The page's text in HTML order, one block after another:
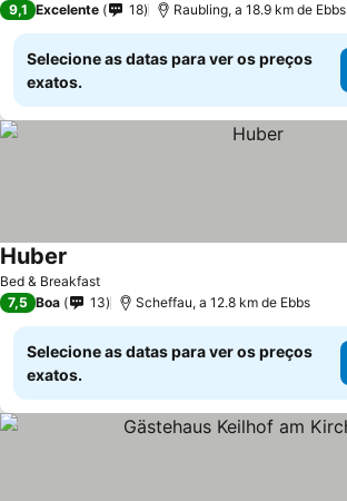
9,1 Excelente 18 Raubling, a 18.9 km de Ebbs
Selecione as datas para ver os preços
exatos.
Bed & Breakfast
Huber
7,5 Boa 13 Scheffau, a 12.8 km de Ebbs
Selecione as datas para ver os preços
exatos.